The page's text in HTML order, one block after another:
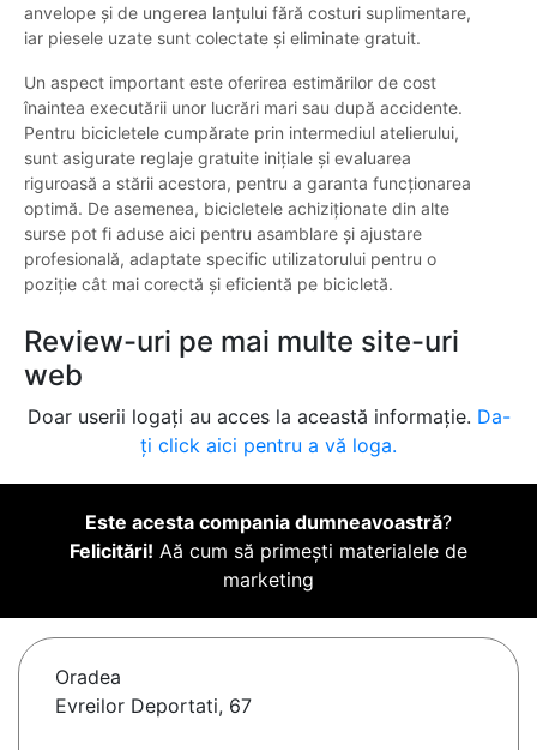
anvelope și de ungerea lanțului fără costuri suplimentare,
iar piesele uzate sunt colectate și eliminate gratuit.
Un aspect important este oferirea estimărilor de cost
înaintea executării unor lucrări mari sau după accidente.
Pentru bicicletele cumpărate prin intermediul atelierului,
sunt asigurate reglaje gratuite inițiale și evaluarea
riguroasă a stării acestora, pentru a garanta funcționarea
optimă. De asemenea, bicicletele achiziționate din alte
surse pot fi aduse aici pentru asamblare și ajustare
profesională, adaptate specific utilizatorului pentru o
poziție cât mai corectă și eficientă pe bicicletă.
Review-uri pe mai multe site-uri
web
Doar userii logați au acces la această informație. Da-
ți click aici pentru a vă loga.
Este acesta compania dumneavoastră?
Felicitări! Aă cum să primești materialele de
marketing
Oradea
Evreilor Deportati, 67